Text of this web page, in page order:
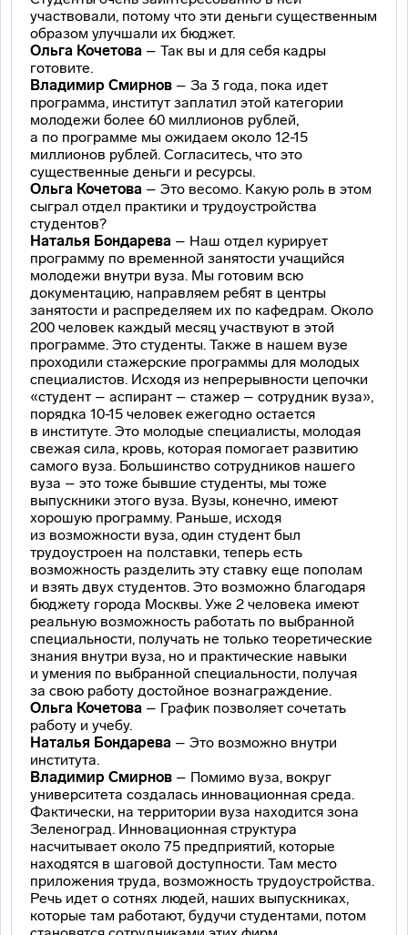
участвовали, потому что эти деньги существенным
образом улучшали их бюджет.
Ольга Кочетова – Так вы и для себя кадры
готовите.
Владимир Смирнов – За 3 года, пока идет
программа, институт заплатил этой категории
молодежи более 60 миллионов рублей,
а по программе мы ожидаем около 12-15
миллионов рублей. Согласитесь, что это
существенные деньги и ресурсы.
Ольга Кочетова – Это весомо. Какую роль в этом
сыграл отдел практики и трудоустройства
студентов?
Наталья Бондарева – Наш отдел курирует
программу по временной занятости учащийся
молодежи внутри вуза. Мы готовим всю
документацию, направляем ребят в центры
занятости и распределяем их по кафедрам. Около
200 человек каждый месяц участвуют в этой
программе. Это студенты. Также в нашем вузе
проходили стажерские программы для молодых
специалистов. Исходя из непрерывности цепочки
«студент – аспирант – стажер – сотрудник вуза»,
порядка 10-15 человек ежегодно остается
в институте. Это молодые специалисты, молодая
свежая сила, кровь, которая помогает развитию
самого вуза. Большинство сотрудников нашего
вуза – это тоже бывшие студенты, мы тоже
выпускники этого вуза. Вузы, конечно, имеют
хорошую программу. Раньше, исходя
из возможности вуза, один студент был
трудоустроен на полставки, теперь есть
возможность разделить эту ставку еще пополам
и взять двух студентов. Это возможно благодаря
бюджету города Москвы. Уже 2 человека имеют
реальную возможность работать по выбранной
специальности, получать не только теоретические
знания внутри вуза, но и практические навыки
и умения по выбранной специальности, получая
за свою работу достойное вознаграждение.
Ольга Кочетова – График позволяет сочетать
работу и учебу.
Наталья Бондарева – Это возможно внутри
института.
Владимир Смирнов – Помимо вуза, вокруг
университета создалась инновационная среда.
Фактически, на территории вуза находится зона
Зеленоград. Инновационная структура
насчитывает около 75 предприятий, которые
находятся в шаговой доступности. Там место
приложения труда, возможность трудоустройства.
Речь идет о сотнях людей, наших выпускниках,
которые там работают, будучи студентами, потом